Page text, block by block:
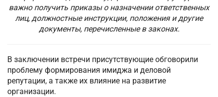
важно получить приказы о назначении ответственных
лиц, должностные инструкции, положения и другие
документы, перечисленные в законах.
В заключении встречи присутствующие обговорили
проблему формирования имиджа и деловой
репутации, а также их влияние на развитие
организации.